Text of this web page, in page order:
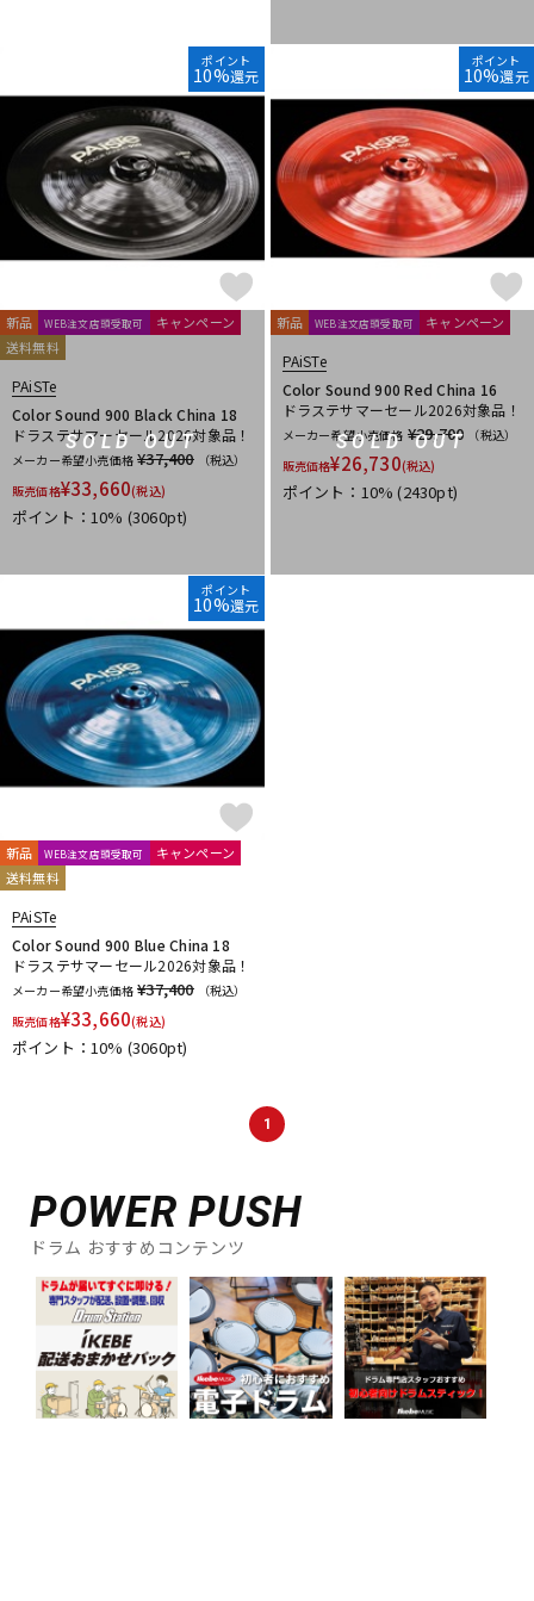
SOLD OUT
ポイント
10%還元
新品 WEB注文店頭受取可
キャンペーン
送料無料
PAiSTe
Color Sound 900 Black China 18
ドラステサマーセール2026対象品！
メーカー希望小売価格 ¥37,400
（税込）
販売価格¥33,660(税込)
ポイント：10% (3060pt)
SOLD OUT
ポイント
10%還元
新品 WEB注文店頭受取可 キャンペーン
PAiSTe
Color Sound 900 Red China 16
ドラステサマーセール2026対象品！
メーカー希望小売価格 ¥29,700
（税込）
販売価格¥26,730(税込)
ポイント：10%(2430pt)
ポイント
10%還元
新品 WEB注文店頭受取可
キャンペーン
送料無料
PAiSTe
Color Sound 900 Blue China 18
ドラステサマーセール2026対象品！
メーカー希望小売価格 ¥37,400
（税込）
販売価格¥33,660(税込)
ポイント：10% (3060pt)
1
POWER PUSH
ドラム おすすめコンテンツ